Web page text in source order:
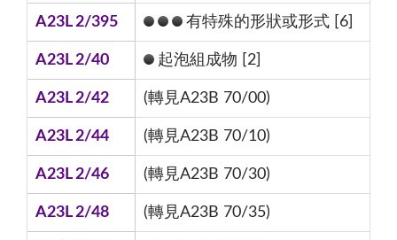
A23L 2/395 有特殊的形狀或形式 [6]
A23L 2/40 起泡組成物 [2]
A23L 2/42 (轉見A23B 70/00)
A23L 2/44 (轉見A23B 70/10)
A23L 2/46 (轉見A23B 70/30)
A23L 2/48 (轉見A23B 70/35)